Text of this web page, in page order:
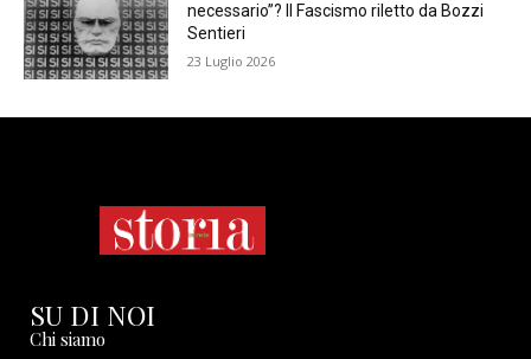
necessario”? Il Fascismo riletto da Bozzi
Sentieri
23 Luglio 2026
SU DI NOI
Chi siamo